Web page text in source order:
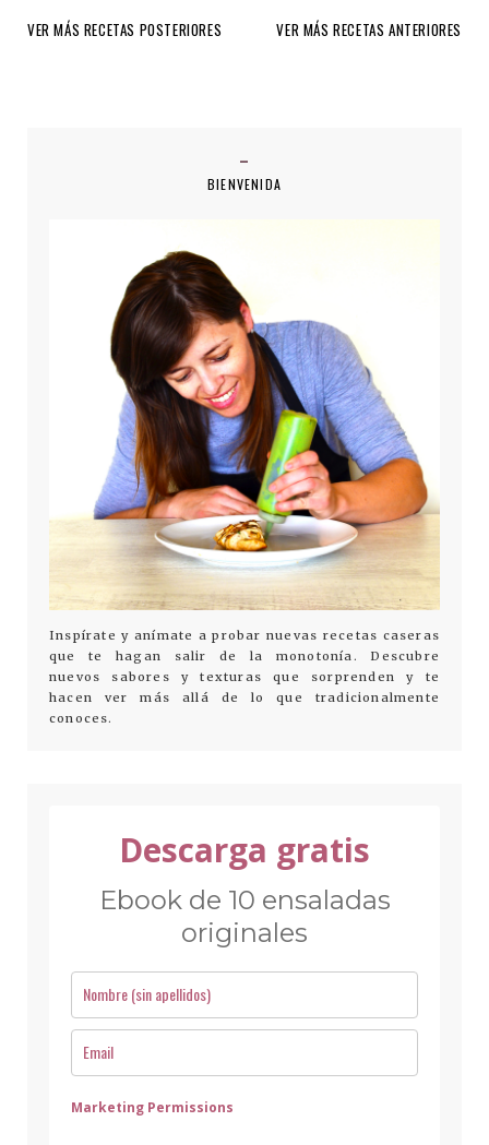
VER MÁS RECETAS POSTERIORES VER MÁS RECETAS ANTERIORES
BIENVENIDA
Inspírate y anímate a probar nuevas recetas caseras
que te hagan salir de la monotonía. Descubre
nuevos sabores y texturas que sorprenden y te
hacen ver más allá de lo que tradicionalmente
conoces.
Descarga gratis
Ebook de 10 ensaladas
originales
Marketing Permissions